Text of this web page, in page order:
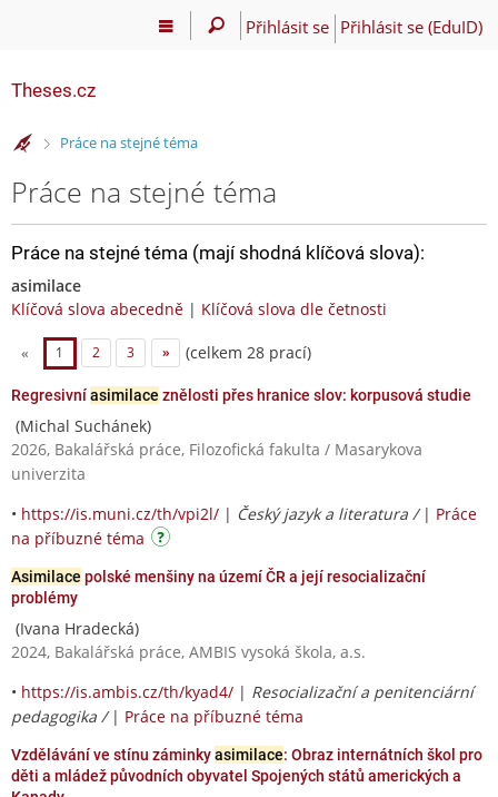
Přihlásit se Přihlásit se (EduID)
Theses.cz
>Práce na stejné téma
Práce na stejné téma
Práce na stejné téma (mají shodná klíčová slova):
asimilace
Klíčová slova abecedně | Klíčová slova dle četnosti
« 1 2 3 » (celkem 28 prací)
Regresivníasimilace znělosti přes hranice slov: korpusová studie
(Michal Suchánek)
2026, Bakalářská práce, Filozofická fakulta / Masarykova
univerzita
• https://is.muni.cz/th/vpi2l/ | Český jazyk a literatura / | Práce
na příbuzné téma
Asimilace polské menšiny na území ČR a její resocializační
problémy
(Ivana Hradecká)
2024, Bakalářská práce, AMBIS vysoká škola, a.s.
• https://is.ambis.cz/th/kyad4/ | Resocializační a penitenciární
pedagogika / | Práce na příbuzné téma
Vzdělávání ve stínu záminkyasimilace: Obraz internátních škol pro
děti a mládež původních obyvatel Spojených států amerických a